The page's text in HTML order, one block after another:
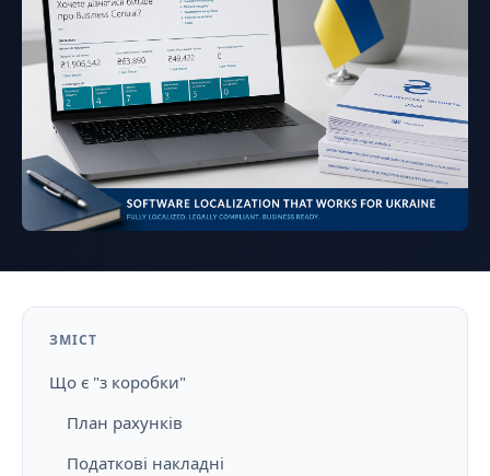
ЗМІСТ
Що є "з коробки"
План рахунків
Податкові накладні